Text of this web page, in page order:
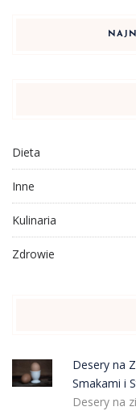
Dieta
Inne
Kulinaria
Zdrowie
Desery na
Smakami i
Desery na